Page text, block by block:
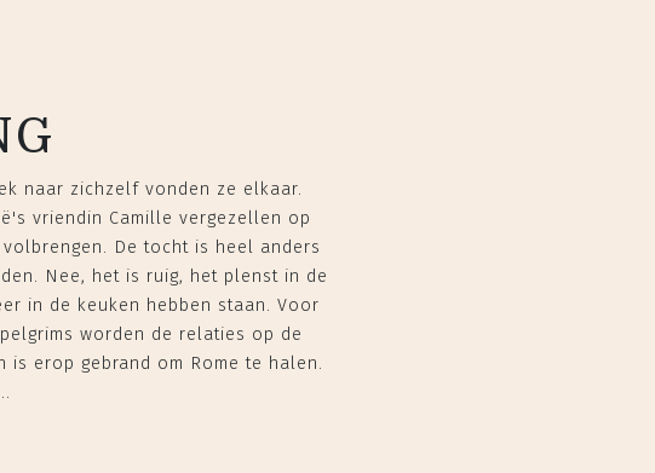
naar zichzelf vonden ze elkaar.
vriendin Camille vergezellen op
De tocht is heel anders
Nee, het is ruig, het plenst in de
in de keuken hebben staan. Voor
worden de relaties op de
erop gebrand om Rome te halen.